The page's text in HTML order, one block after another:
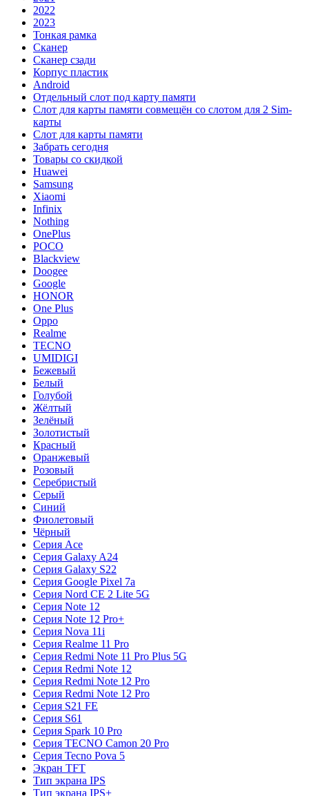
2022
2023
Тонкая рамка
Сканер
Сканер сзади
Корпус пластик
Android
Отдельный слот под карту памяти
Слот для карты памяти совмещён со слотом для 2 Sim-
карты
Слот для карты памяти
Забрать сегодня
Товары со скидкой
Huawei
Samsung
Xiaomi
Infinix
Nothing
OnePlus
POCO
Blackview
Doogee
Google
HONOR
One Plus
Oppo
Realme
TECNO
UMIDIGI
Бежевый
Белый
Голубой
Жёлтый
Зелёный
Золотистый
Красный
Оранжевый
Розовый
Серебристый
Серый
Синий
Фиолетовый
Чёрный
Серия Ace
Серия Galaxy A24
Серия Galaxy S22
Серия Google Pixel 7a
Серия Nord CE 2 Lite 5G
Серия Note 12
Серия Note 12 Pro+
Серия Nova 11i
Серия Realme 11 Pro
Серия Redmi Note 11 Pro Plus 5G
Серия Redmi Note 12
Серия Redmi Note 12 Pro
Серия Redmi Note 12 Pro
Серия S21 FE
Серия S61
Серия Spark 10 Pro
Серия TECNO Camon 20 Pro
Серия Tecno Pova 5
Экран TFT
Тип экрана IPS
Тип экрана IPS+